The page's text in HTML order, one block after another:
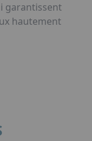
garantissent
hautement